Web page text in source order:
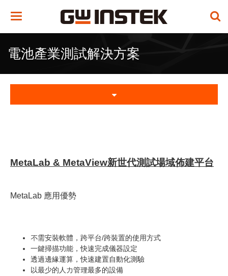
Toggle
電池產業測試解決方案
MetaLab & MetaView新世代測試場域佈建平台
MetaLab 應用優勢
不需安裝軟體，跨平台/跨裝置的使用方式
一鍵掃描功能，快速完成儀器設定
透過邊緣運算，快速建置自動化測驗
以最少的人力管理最多的設備